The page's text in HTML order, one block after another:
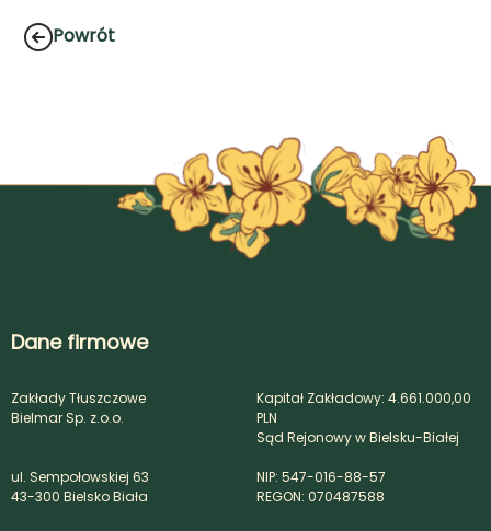
Powrót
Dane firmowe
Zakłady Tłuszczowe
Bielmar Sp. z.o.o.
Kapitał Zakładowy: 4.661.000,00
PLN
Sąd Rejonowy w Bielsku-Białej
ul. Sempołowskiej 63
43-300 Bielsko Biała
NIP: 547-016-88-57
REGON: 070487588